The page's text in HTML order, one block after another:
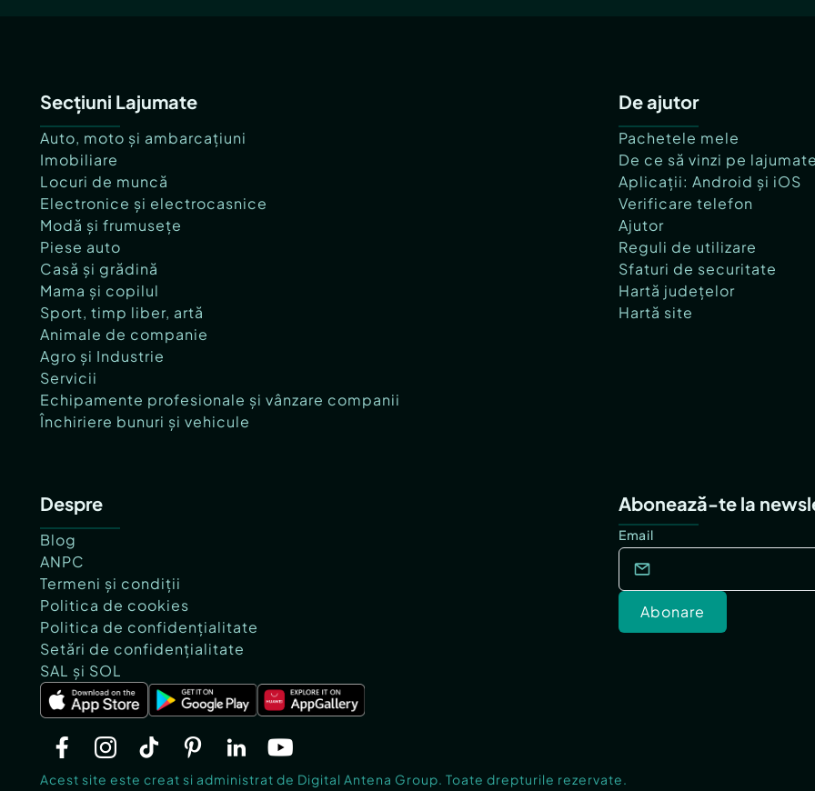
Secțiuni Lajumate
Auto, moto și ambarcațiuni
Imobiliare
Locuri de muncă
Electronice și electrocasnice
Modă și frumusețe
Piese auto
Casă și grădină
Mama și copilul
Sport, timp liber, artă
Animale de companie
Agro și Industrie
Servicii
Echipamente profesionale și vânzare companii
Închiriere bunuri și vehicule
De ajutor
Pachetele mele
De ce să vinzi pe
Aplicații: Android și iOS
Verificare telefon
Ajutor
Reguli de utilizare
Sfaturi de securitate
Hartă județelor
Hartă site
Despre
Blog
ANPC
Termeni și condiții
Politica de cookies
Politica de confidențialitate
Setări de confidențialitate
SAL și SOL
Abonează-te la
Email
Abonare
Acest site este creat si administrat de Digital Antena Group. Toate drepturile rezervate.